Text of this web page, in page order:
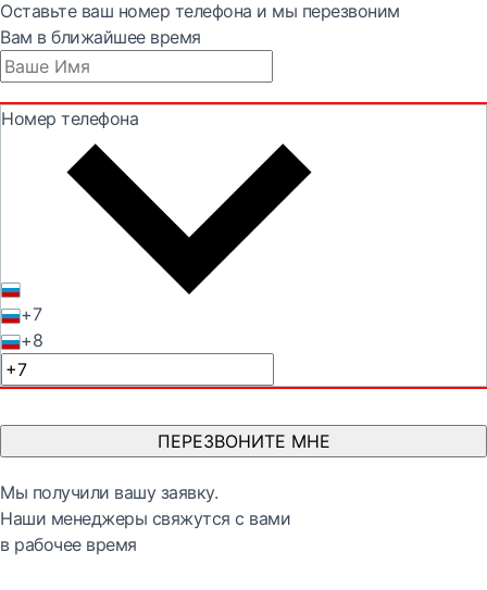
Оставьте ваш номер телефона и мы перезвоним
Вам в ближайшее время
Номер телефона
+7
+8
ПЕРЕЗВОНИТЕ МНЕ
Мы получили вашу заявку.
Наши менеджеры свяжутся с вами
в рабочее время